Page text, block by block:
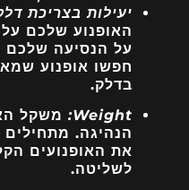
יעילות בצריכת
האופנוע שלכם
על הנסיעה שלכם
חפשו אופנוע
בדלק.
Weight:
משקל
הנהיגה. מתחילים
את האופנועים
לשליטה.